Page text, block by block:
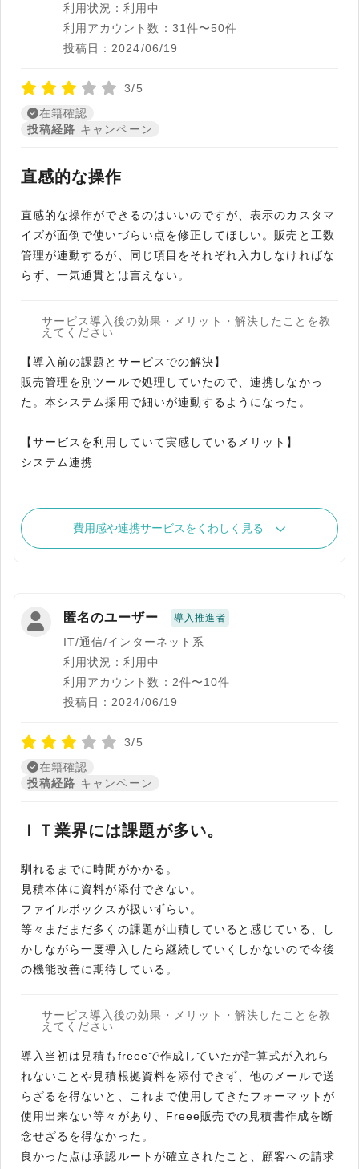
利用状況：利用中
利用アカウント数：31件〜50件
投稿日：2024/06/19
3/5
在籍確認
投稿経路 キャンペーン
直感的な操作
直感的な操作ができるのはいいのですが、表示のカスタマ
イズが面倒で使いづらい点を修正してほしい。販売と工数
管理が連動するが、同じ項目をそれぞれ入力しなければな
らず、一気通貫とは言えない。
サービス導入後の効果・メリット・解決したことを教
えてください
【導入前の課題とサービスでの解決】
販売管理を別ツールで処理していたので、連携しなかっ
た。本システム採用で細いが連動するようになった。
【サービスを利用していて実感しているメリット】
費用感や連携サービスをくわしく見る
匿名のユーザー 導入推進者
IT/通信/インターネット系
利用状況：利用中
利用アカウント数：2件〜10件
投稿日：2024/06/19
3/5
在籍確認
投稿経路 キャンペーン
ＩＴ業界には課題が多い。
馴れるまでに時間がかかる。
見積本体に資料が添付できない。
ファイルボックスが扱いずらい。
等々まだまだ多くの課題が山積していると感じている、し
かしながら一度導入したら継続していくしかないので今後
の機能改善に期待している。
サービス導入後の効果・メリット・解決したことを教
えてください
導入当初は見積もfreeeで作成していたが計算式が入れら
れないことや見積根拠資料を添付できず、他のメールで送
らざるを得ないと、これまで使用してきたフォーマットが
使用出来ない等々があり、Freee販売での見積書作成を断
念せざるを得なかった。
良かった点は承認ルートが確立されたこと、顧客への請求